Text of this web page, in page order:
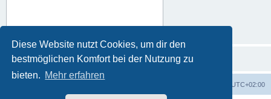
Diese Website nutzt Cookies, um dir den
bestmöglichen Komfort bei der Nutzung zu
bieten. Mehr erfahren
UTC+02:00